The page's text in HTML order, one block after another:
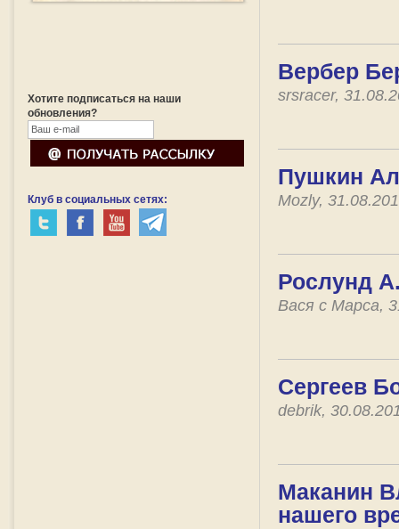
Хотите подписаться на наши
обновления?
Клуб в социальных сетях:
Вербер
srsracer,
Пушкин
Mozly,
Рослунд
Вася с Марса,
Сергеев
debrik,
Маканин
нашего